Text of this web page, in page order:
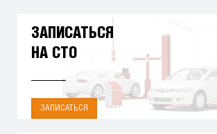
ЗАПИСАТЬСЯ
НА СТО
ЗАПИСАТЬСЯ